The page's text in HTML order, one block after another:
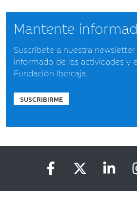
Mantente
Suscríbete a nuestra
informado de las actividades y
Fundación Ibercaja.
SUSCRIBIRME